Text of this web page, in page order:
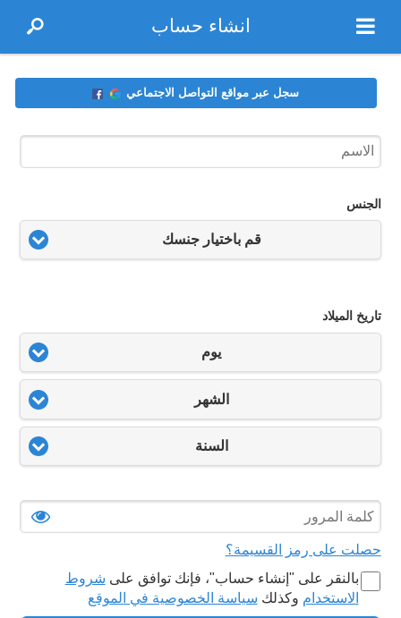
انشاء حساب
سجل عبر مواقع التواصل الاجتماعي
الجنس
قم باختيار جنسك
تاريخ الميلاد
يوم
الشهر
السنة
حصلت على رمز القسيمة؟
بالنقر على "‏إنشاء حساب‏"، فإنك توافق على شروط
الاستخدام وكذلك سياسة الخصوصية في الموقع